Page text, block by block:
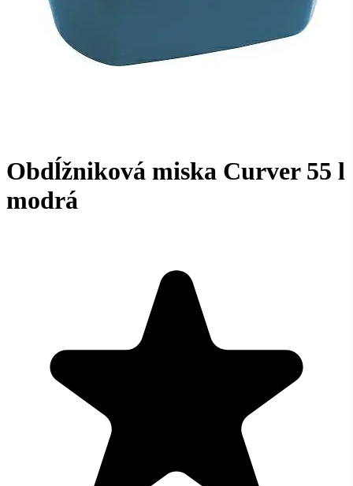
Obdĺžniková miska Curver 55 l
modrá